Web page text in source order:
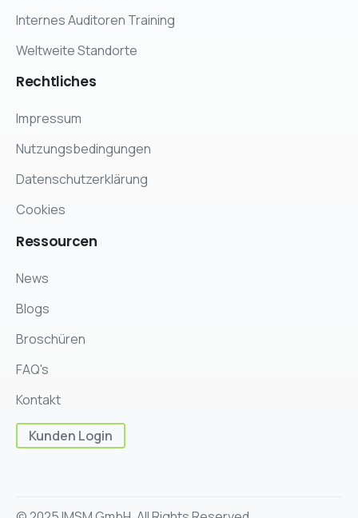
Internes Auditoren Training
Weltweite Standorte
Rechtliches
Impressum
Nutzungsbedingungen
Datenschutzerklärung
Cookies
Ressourcen
News
Blogs
Broschüren
FAQ's
Kontakt
Kunden Login